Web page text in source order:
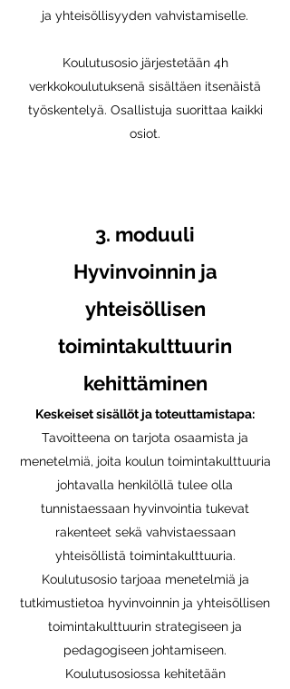
ja yhteisöllisyyden vahvistamiselle.
Koulutusosio järjestetään 4h
verkkokoulutuksenä sisältäen itsenäistä
työskentelyä. Osallistuja suorittaa kaikki
osiot.
3. moduuli
Hyvinvoinnin ja
yhteisöllisen
toimintakulttuurin
kehittäminen
Keskeiset sisällöt ja toteuttamistapa:
Tavoitteena on tarjota osaamista ja
menetelmiä, joita koulun toimintakulttuuria
johtavalla henkilöllä tulee olla
tunnistaessaan hyvinvointia tukevat
rakenteet sekä vahvistaessaan
yhteisöllistä toimintakulttuuria.
Koulutusosio tarjoaa menetelmiä ja
tutkimustietoa hyvinvoinnin ja yhteisöllisen
toimintakulttuurin strategiseen ja
pedagogiseen johtamiseen.
Koulutusosiossa kehitetään